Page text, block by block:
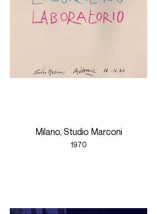
Milano, Studio Marconi
1970